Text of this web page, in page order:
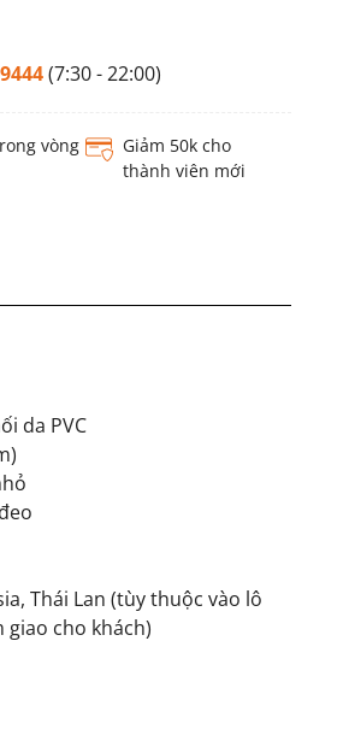
(7:30 - 22:00)
vòng
Giảm 50k cho
thành viên mới
da PVC
Thái Lan (tùy thuộc vào lô
cho khách)